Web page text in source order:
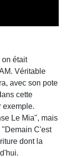
on était
Véritable
avec son pote
cette
exemple.
Le Mia", mais
"Demain C'est
dont la